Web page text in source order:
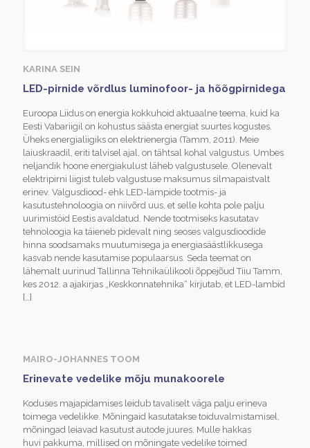
KARINA SEIN
LED-pirnide võrdlus luminofoor- ja hõõgpirnidega
Euroopa Liidus on energia kokkuhoid aktuaalne teema, kuid ka
Eesti Vabariigil on kohustus säästa energiat suurtes kogustes.
Üheks energialiigiks on elektrienergia (Tamm, 2011). Meie
laiuskraadil, eriti talvisel ajal, on tähtsal kohal valgustus. Umbes
neljandik hoone energiakulust läheb valgustusele. Olenevalt
elektripirni liigist tuleb valgustuse maksumus silmapaistvalt
erinev. Valgusdiood- ehk LED-lampide tootmis- ja
kasutustehnoloogia on niivõrd uus, et selle kohta pole palju
uurimistöid Eestis avaldatud. Nende tootmiseks kasutatav
tehnoloogia ka täieneb pidevalt ning seoses valgusdioodide
hinna soodsamaks muutumisega ja energiasäästlikkusega
kasvab nende kasutamise populaarsus. Seda teemat on
lähemalt uurinud Tallinna Tehnikaülikooli õppejõud Tiiu Tamm,
kes 2012. a ajakirjas „Keskkonnatehnika“ kirjutab, et LED-lambid
[…]
MAIRO-JOHANNES TOOM
Erinevate vedelike mõju munakoorele
Koduses majapidamises leidub tavaliselt väga palju erineva
toimega vedelikke. Mõningaid kasutatakse toiduvalmistamisel,
mõningad leiavad kasutust autode juures. Mulle hakkas
huvi pakkuma, millised on mõningate vedelike toimed